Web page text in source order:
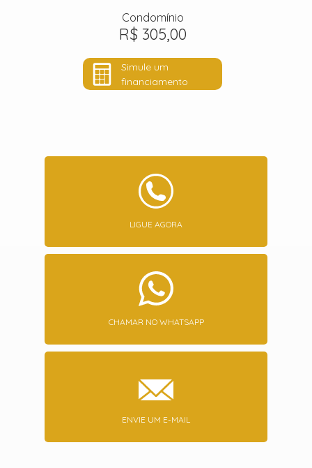
Condomínio
R$ 305,00
Simule um
financiamento
LIGUE AGORA
CHAMAR NO WHATSAPP
ENVIE UM E-MAIL